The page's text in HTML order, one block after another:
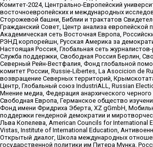
Комитет-2024, Центрально-Европейский
восточноевропейских и международных
Сторожевой башни, Библии и трактатов
Гражданский Совет, Центр анализа европейской
Академическая сеть Восточная Европа,
РЭНД корпорейшн, Русская Америка за
Настоящая Россия, Глобальная сеть
Служба поддержки, Свободная Россия Берлин,
Северный Рейн-Вестфалия, Фонд глобальной
комитет России, Russie-Libertes, La Asocicion de
возвращение Северных территорий,
Центр, Глобальный союз IndustriALL, Russian
Мнение медиа, Федерация анархического черного
Свободная Европа, Германское общество
Фонд имени Фридриха Эберта, XZ gGmbH,
поддержки гендерной демократии и
Льва Копелева, American Councils for International
Vistas, Institute of International Education,
Открытый диалог, Школа международных
государственной политики им Питера Мунка,